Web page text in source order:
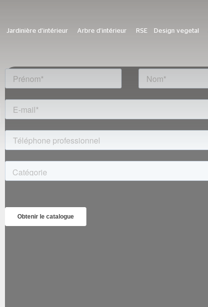
Jardinière d’intérieur Arbre d’intérieur RSE Design vegetal